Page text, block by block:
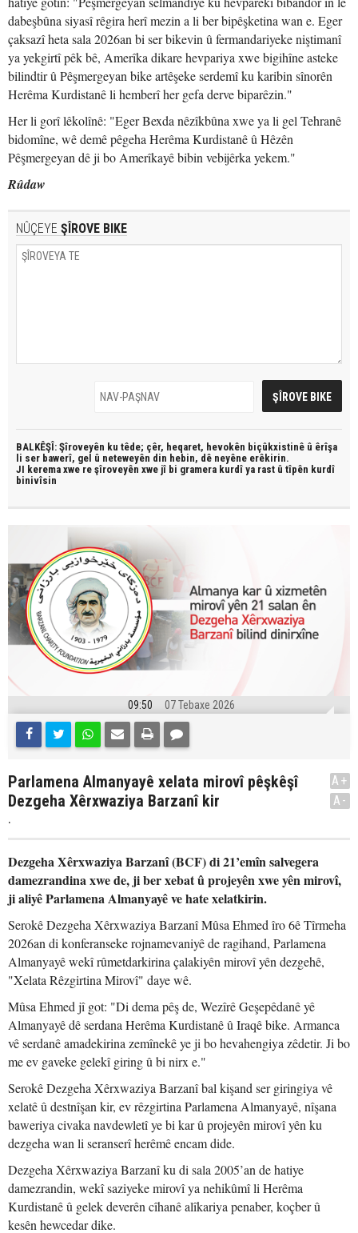
dabeşbûna siyasî rêgira herî mezin a li ber bipêşketina wan e. Eger
çaksazî heta sala 2026an bi ser bikevin û fermandariyeke niştimanî
ya yekgirtî pêk bê, Amerîka dikare hevpariya xwe bigihîne asteke
bilindtir û Pêşmergeyan bike artêşeke serdemî ku karibin sînorên
Herêma Kurdistanê li hemberî her gefa derve biparêzin."
Her li gorî lêkolînê: "Eger Bexda nêzîkbûna xwe ya li gel Tehranê
bidomîne, wê demê pêgeha Herêma Kurdistanê û Hêzên
Pêşmergeyan dê ji bo Amerîkayê bibin vebijêrka yekem."
Rûdaw
NÛÇEYE ŞÎROVE BIKE
BALKÊŞÎ: Şîroveyên ku têde; çêr, heqaret, hevokên biçûkxistinê û êrîşa
li ser bawerî, gel û neteweyên din hebin, dê neyêne erêkirin.
JI kerema xwe re şîroveyên xwe jî bi gramera kurdî ya rast û tîpên kurdî
binivîsin
09:50 07 Tebaxe 2026
Parlamena Almanyayê xelata mirovî pêşkêşî
Dezgeha Xêrxwaziya Barzanî kir
.
A+
A-
Dezgeha Xêrxwaziya Barzanî (BCF) di 21’emîn salvegera
damezrandina xwe de, ji ber xebat û projeyên xwe yên mirovî,
ji aliyê Parlamena Almanyayê ve hate xelatkirin.
Serokê Dezgeha Xêrxwaziya Barzanî Mûsa Ehmed îro 6ê Tîrmeha
2026an di konferanseke rojnamevaniyê de ragihand, Parlamena
Almanyayê wekî rûmetdarkirina çalakiyên mirovî yên dezgehê,
"Xelata Rêzgirtina Mirovî" daye wê.
Mûsa Ehmed jî got: "Di dema pêş de, Wezîrê Geşepêdanê yê
Almanyayê dê serdana Herêma Kurdistanê û Iraqê bike. Armanca
vê serdanê amadekirina zemînekê ye ji bo hevahengiya zêdetir. Ji bo
me ev gaveke gelekî giring û bi nirx e."
Serokê Dezgeha Xêrxwaziya Barzanî bal kişand ser giringiya vê
xelatê û destnîşan kir, ev rêzgirtina Parlamena Almanyayê, nîşana
baweriya civaka navdewletî ye bi kar û projeyên mirovî yên ku
dezgeha wan li seranserî herêmê encam dide.
Dezgeha Xêrxwaziya Barzanî ku di sala 2005’an de hatiye
damezrandin, wekî saziyeke mirovî ya nehikûmî li Herêma
Kurdistanê û gelek deverên cîhanê alîkariya penaber, koçber û
kesên hewcedar dike.